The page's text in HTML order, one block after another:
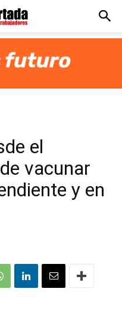
el
vacunar
y en